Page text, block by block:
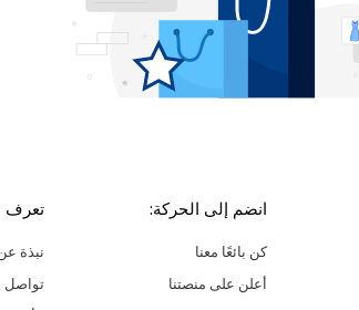
انضم إلى الحركة:
كن بائعًا معنا
أعلن على منصتنا
تعرف
نبذة
تواصل